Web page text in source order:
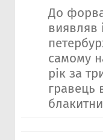
До
виявляв
самому
рік за
гравець